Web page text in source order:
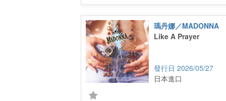
瑪丹娜／MADONNA
Like A Prayer
2026/05/27
日本進口